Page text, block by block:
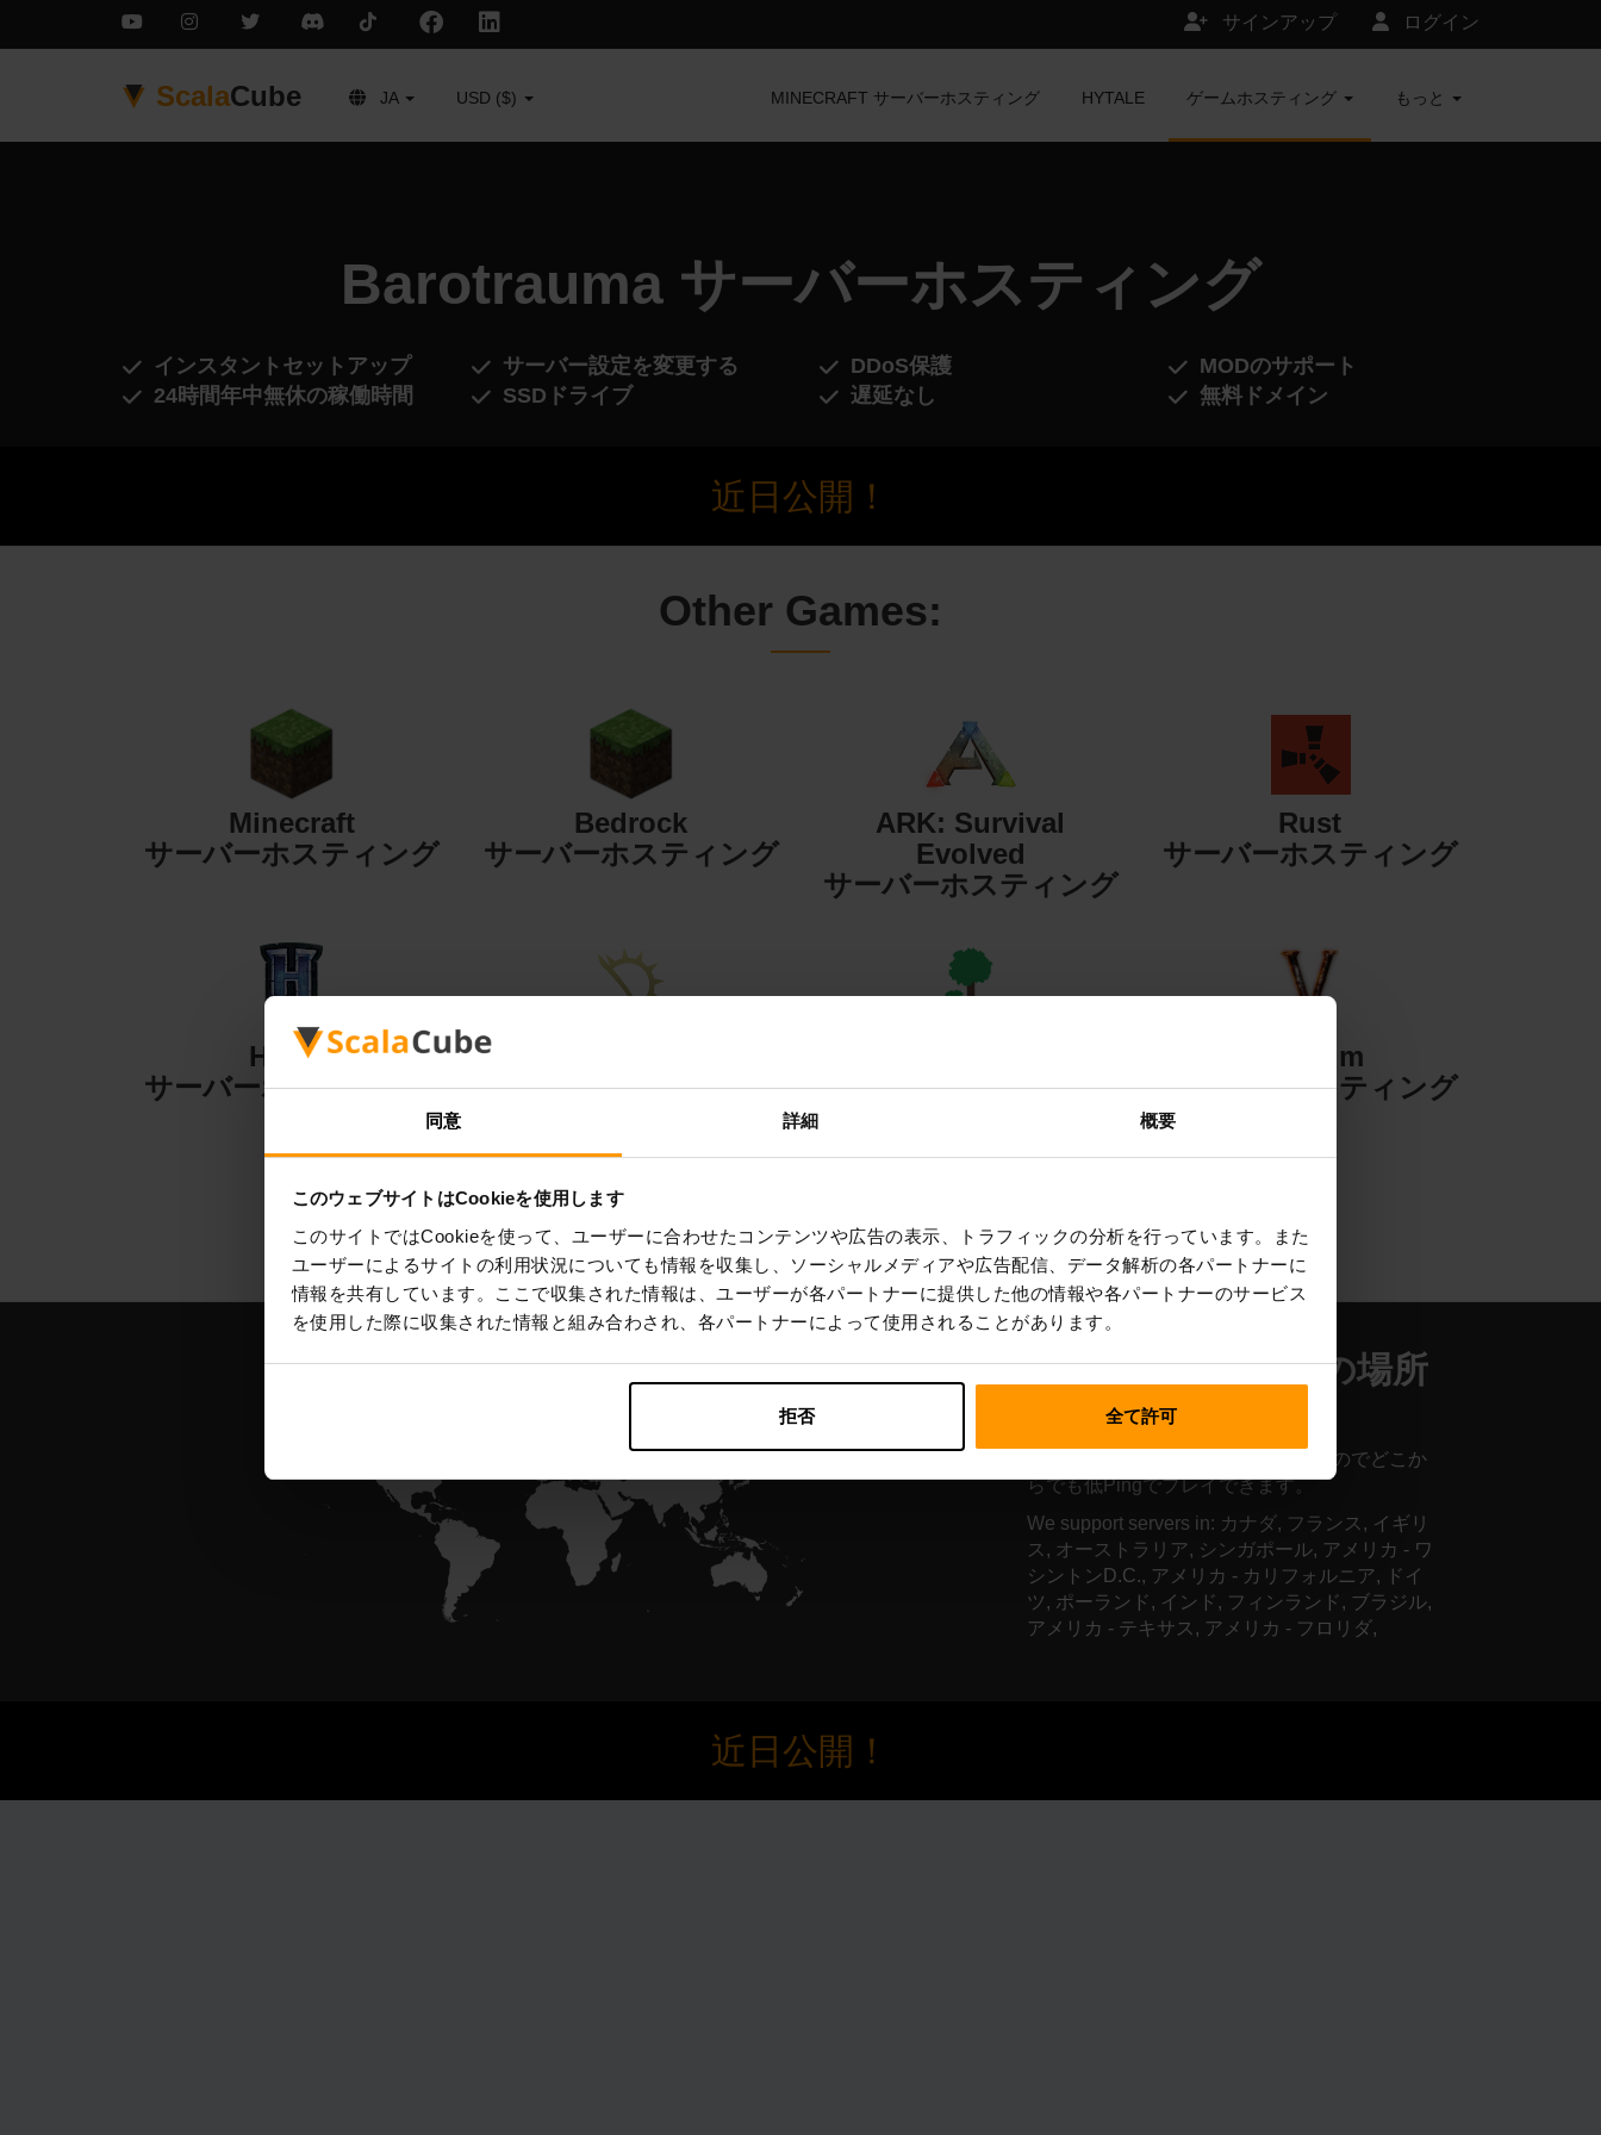
同意 詳細 概要
このウェブサイトはCookieを使用します
このサイトではCookieを使って、ユーザーに合わせたコンテンツや広告の表示、トラフィックの分析を行っています。また
ユーザーによるサイトの利用状況についても情報を収集し、ソーシャルメディアや広告配信、データ解析の各パートナーに
情報を共有しています。ここで収集された情報は、ユーザーが各パートナーに提供した他の情報や各パートナーのサービス
を使用した際に収集された情報と組み合わされ、各パートナーによって使用されることがあります。
拒否 全て許可
ログイン
サインアップ
ScalaCube JA USD ($) MINECRAFT サーバーホスティング HYTALE ゲームホスティング もっと
Barotrauma サーバーホスティング
インスタントセットアップ
24時間年中無休の稼働時間
サーバー設定を変更する
SSDドライブ
DDoS保護
遅延なし
MODのサポート
無料ドメイン
近日公開！
Other Games:
Minecraft
サーバーホスティング
Bedrock
サーバーホスティング
ARK: Survival
Evolved
サーバーホスティング
Rust
サーバーホスティング
Hytale
サーバーホスティング
サーバーホスティング
サーバーホスティング
Valheim
サーバーホスティング
レンタルサーバーの場所
は世界中
サーバーが世界中に設置されているのでどこか
らでも低Pingでプレイできます。
We support servers in: カナダ, フランス, イギリ
ス, オーストラリア, シンガポール, アメリカ - ワ
シントンD.C., アメリカ - カリフォルニア, ドイ
ツ, ポーランド, インド, フィンランド, ブラジル,
アメリカ - テキサス, アメリカ - フロリダ,
近日公開！